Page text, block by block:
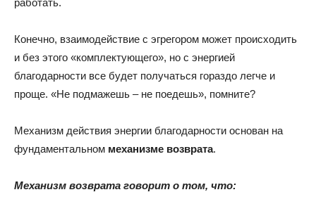
работать.
Конечно, взаимодействие с эгрегором может происходить
и без этого «комплектующего», но с энергией
благодарности все будет получаться гораздо легче и
проще. «Не подмажешь – не поедешь», помните?
Механизм действия энергии благодарности основан на
фундаментальном механизме возврата.
Механизм возврата говорит о том, что: